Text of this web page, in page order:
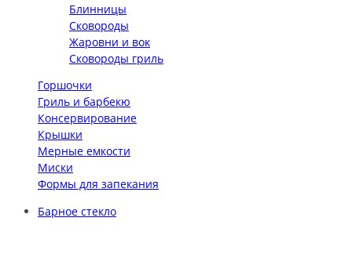
Блинницы
Сковороды
Жаровни и вок
Сковороды гриль
Горшочки
Гриль и барбекю
Консервирование
Крышки
Мерные емкости
Миски
Формы для запекания
Барное стекло